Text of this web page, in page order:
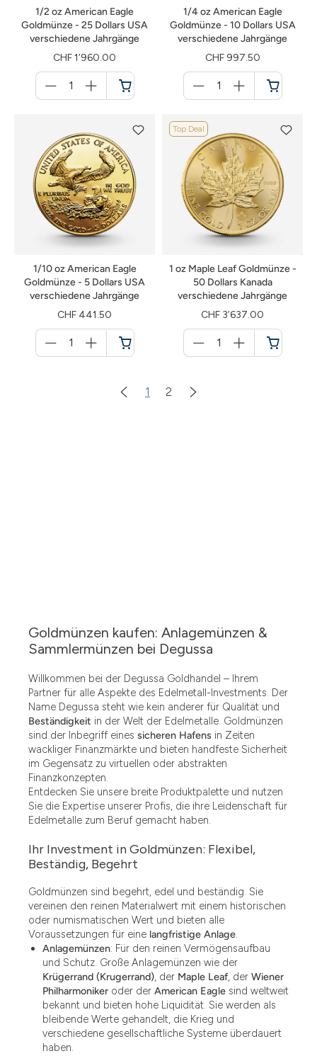
1/2 oz American Eagle
Goldmünze - 25 Dollars USA
verschiedene Jahrgänge
CHF 1’960.00
für
Warenkorb
1/4 oz American Eagle
Goldmünze - 10 Dollars USA
verschiedene Jahrgänge
CHF 997.50
für
Warenkorb
1/10 oz American Eagle
Goldmünze - 5 Dollars USA
verschiedene Jahrgänge
CHF 441.50
für
Warenkorb
Top Deal
1 oz Maple Leaf Goldmünze -
50 Dollars Kanada
verschiedene Jahrgänge
CHF 3’637.00
für
Warenkorb
1 2
Goldmünzen kaufen: Anlagemünzen &
Sammlermünzen bei Degussa
Willkommen bei der Degussa Goldhandel – Ihrem
Partner für alle Aspekte des Edelmetall-Investments. Der
Name Degussa steht wie kein anderer für Qualität und
Beständigkeit in der Welt der Edelmetalle. Goldmünzen
sind der Inbegriff eines sicheren Hafens in Zeiten
wackliger Finanzmärkte und bieten handfeste Sicherheit
im Gegensatz zu virtuellen oder abstrakten
Finanzkonzepten.
Entdecken Sie unsere breite Produktpalette und nutzen
Sie die Expertise unserer Profis, die ihre Leidenschaft für
Edelmetalle zum Beruf gemacht haben.
Ihr Investment in Goldmünzen: Flexibel,
Beständig, Begehrt
Goldmünzen sind begehrt, edel und beständig. Sie
vereinen den reinen Materialwert mit einem historischen
oder numismatischen Wert und bieten alle
Voraussetzungen für eine langfristige Anlage.
Anlagemünzen: Für den reinen Vermögensaufbau
und Schutz. Große Anlagemünzen wie der
Krügerrand (Krugerrand), der Maple Leaf, der Wiener
Philharmoniker oder der American Eagle sind weltweit
bekannt und bieten hohe Liquidität. Sie werden als
bleibende Werte gehandelt, die Krieg und
verschiedene gesellschaftliche Systeme überdauert
haben.